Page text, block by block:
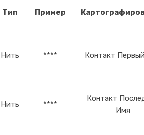
Тип Пример
Нить **** Контакт
Нить ****
Контакт
Имя